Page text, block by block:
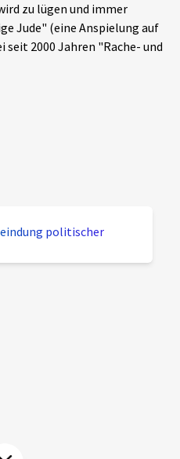
zu lügen und immer
Jude" (eine Anspielung auf
2000 Jahren "Rache- und
politischer